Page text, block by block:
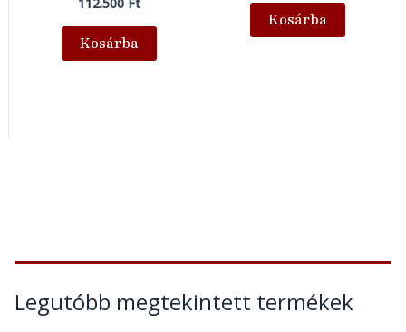
Legutóbb megtekintett termékek
Kosárba
Kosárba